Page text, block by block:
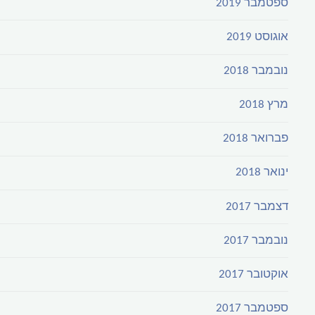
ספטמבר 2019
אוגוסט 2019
נובמבר 2018
מרץ 2018
פברואר 2018
ינואר 2018
דצמבר 2017
נובמבר 2017
אוקטובר 2017
ספטמבר 2017